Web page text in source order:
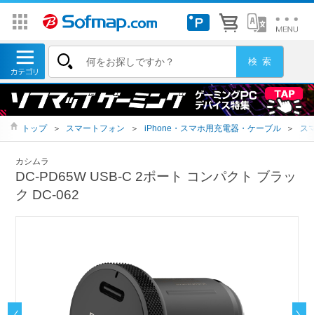
トップ ＞ スマートフォン ＞ iPhone・スマホ用充電器・ケーブル ＞ ス
カシムラ
DC-PD65W USB-C 2ポート コンパクト ブラッ
ク DC-062